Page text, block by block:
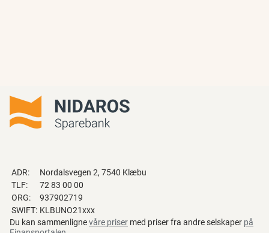
ADR:
Nordalsvegen 2, 7540 Klæbu
TLF:
72 83 00 00
ORG:
937902719
SWIFT: KLBUNO21xxx
Du kan sammenlignevåre priser med priser fra andre selskaper på